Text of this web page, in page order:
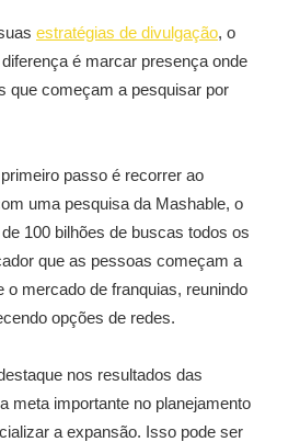
estratégias de divulgação, o
é marcar presença onde
que começam a pesquisar por
passo é recorrer ao
uma pesquisa da Mashable, o
100 bilhões de buscas todos os
que as pessoas começam a
o mercado de franquias, reunindo
opções de redes.
nos resultados das
meta importante no planejamento
a expansão. Isso pode ser